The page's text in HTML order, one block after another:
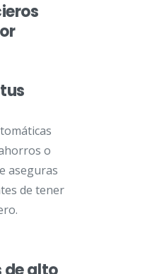
o
aseguras
de tener